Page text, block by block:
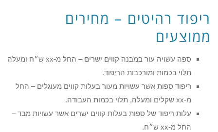
ריפוד רהיטים – מחירים
ממוצעים
ספה עשויה עור במבנה קווים ישרים – החל מ-xx ש״ח ומעלה
תלוי בכמות ומורכבות הריפוד.
ריפוד ספות אשר עשויות מעור בעלות קווים מעוגלים – החל
מ-xx שקלים ומעלה, תלוי בכמות העבודה.
עלות ריפוד של ספות בעלות קווים ישרים אשר עשויות מבד –
החל מ-xx ש״ח.